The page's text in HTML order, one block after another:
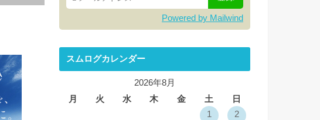
Powered by Mailwind
スムログカレンダー
2026年8月
月
火 水 木 金 土
日
1
2